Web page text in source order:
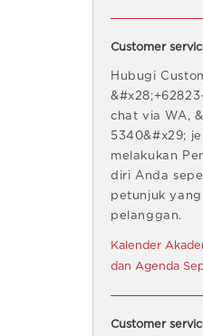
Customer
Hubugi
chat via WA,
5340&#x29;
melakukan
diri Anda
petunjuk
pelanggan.
Kalender
dan Agenda
Customer